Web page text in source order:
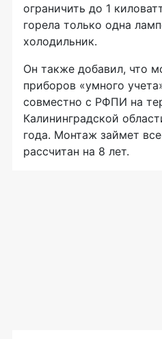
ограничить до 1
горела только одна
холодильник.
Он также добавил, что
приборов «умного
совместно с РФПИ на
Калининградской
года. Монтаж займет
рассчитан на 8 лет.